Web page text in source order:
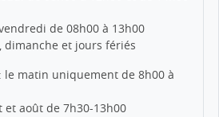
de 08h00 à 13h00
dimanche et jours fériés
: le matin uniquement de 8h00 à
et août de 7h30-13h00